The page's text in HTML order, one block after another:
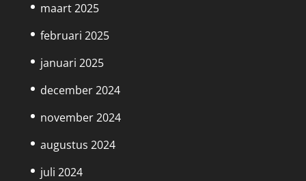
maart 2025
februari 2025
januari 2025
december 2024
november 2024
augustus 2024
juli 2024